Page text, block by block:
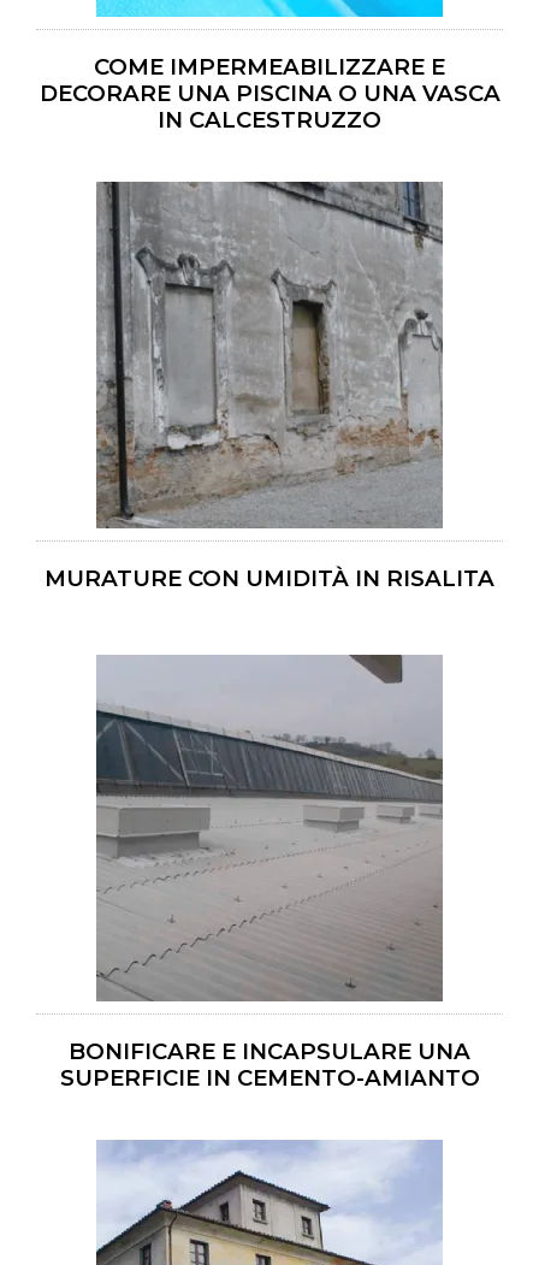
COME IMPERMEABILIZZARE E
DECORARE UNA PISCINA O UNA VASCA
IN CALCESTRUZZO
MURATURE CON UMIDITÀ IN RISALITA
BONIFICARE E INCAPSULARE UNA
SUPERFICIE IN CEMENTO-AMIANTO